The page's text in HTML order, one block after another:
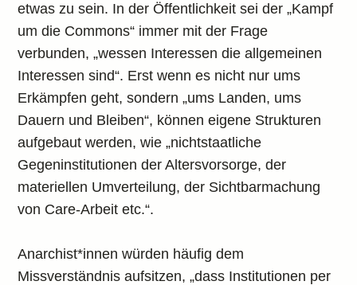
etwas zu sein. In der Öffentlichkeit sei der „Kampf
um die Commons“ immer mit der Frage
verbunden, „wessen Interessen die allgemeinen
Interessen sind“. Erst wenn es nicht nur ums
Erkämpfen geht, sondern „ums Landen, ums
Dauern und Bleiben“, können eigene Strukturen
aufgebaut werden, wie „nichtstaatliche
Gegeninstitutionen der Altersvorsorge, der
materiellen Umverteilung, der Sichtbarmachung
von Care-Arbeit etc.“.
Anarchist*innen würden häufig dem
Missverständnis aufsitzen, „dass Institutionen per